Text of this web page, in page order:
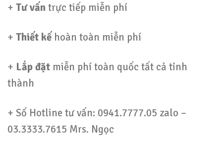
+ Tư vấntrực tiếp miễn phí
+ Thiết kế hoàn toàn miễn phí
+ Lắp đặt miễn phí toàn quốc tất cả tỉnh
thành
+ Số Hotline tư vấn: 0941.7777.05 zalo –
03.3333.7615 Mrs. Ngọc